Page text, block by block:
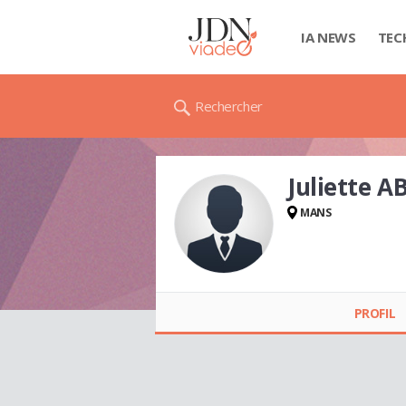
IA NEWS
Rechercher
Juliette
MANS
PROFIL